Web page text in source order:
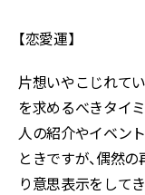
【恋愛運】
片想いやこじれて
を求めるべきタイ
人の紹介やイベン
ときですが、偶然
り意思表示をして